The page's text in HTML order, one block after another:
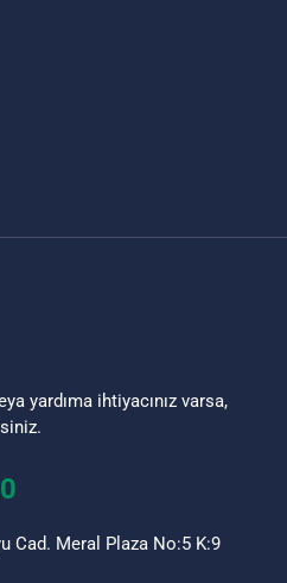
yardıma ihtiyacınız varsa,
Cad. Meral Plaza No:5 K:9